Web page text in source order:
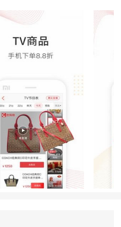
你省下更多钱。
过分享好物，你可以获
，让你能够轻松享受掌
靠的速度将商品送到你